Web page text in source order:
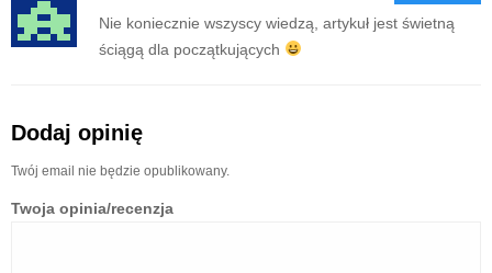
Nie koniecznie wszyscy wiedzą, artykuł jest świetną
ściągą dla początkujących
Dodaj opinię
Twój email nie będzie opublikowany.
Twoja opinia/recenzja